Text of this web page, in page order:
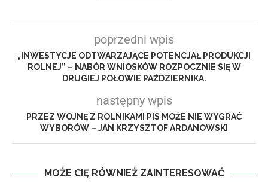
poprzedni wpis
„INWESTYCJE ODTWARZAJĄCE POTENCJAŁ PRODUKCJI
ROLNEJ” – NABÓR WNIOSKÓW ROZPOCZNIE SIĘ W
DRUGIEJ POŁOWIE PAŹDZIERNIKA.
następny wpis
PRZEZ WOJNĘ Z ROLNIKAMI PIS MOŻE NIE WYGRAĆ
WYBORÓW – JAN KRZYSZTOF ARDANOWSKI
MOŻE CIĘ RÓWNIEŻ ZAINTERESOWAĆ